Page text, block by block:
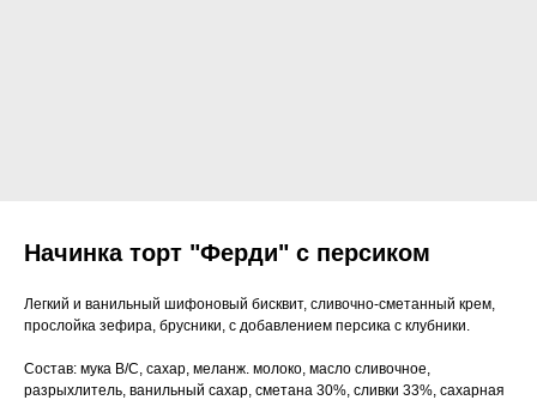
Начинка торт "Ферди" с персиком
Легкий и ванильный шифоновый бисквит, сливочно-сметанный крем,
прослойка зефира, брусники, с добавлением персика с клубники.
Состав: мука В/С, сахар, меланж. молоко, масло сливочное,
разрыхлитель, ванильный сахар, сметана 30%, сливки 33%, сахарная